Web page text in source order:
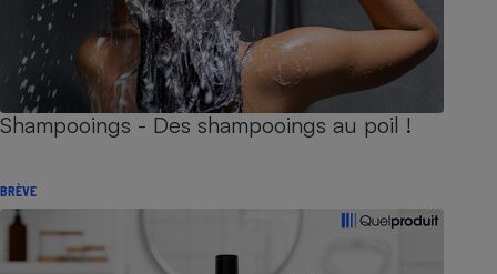
Shampooings - Des shampooings au poil !
BRÈVE